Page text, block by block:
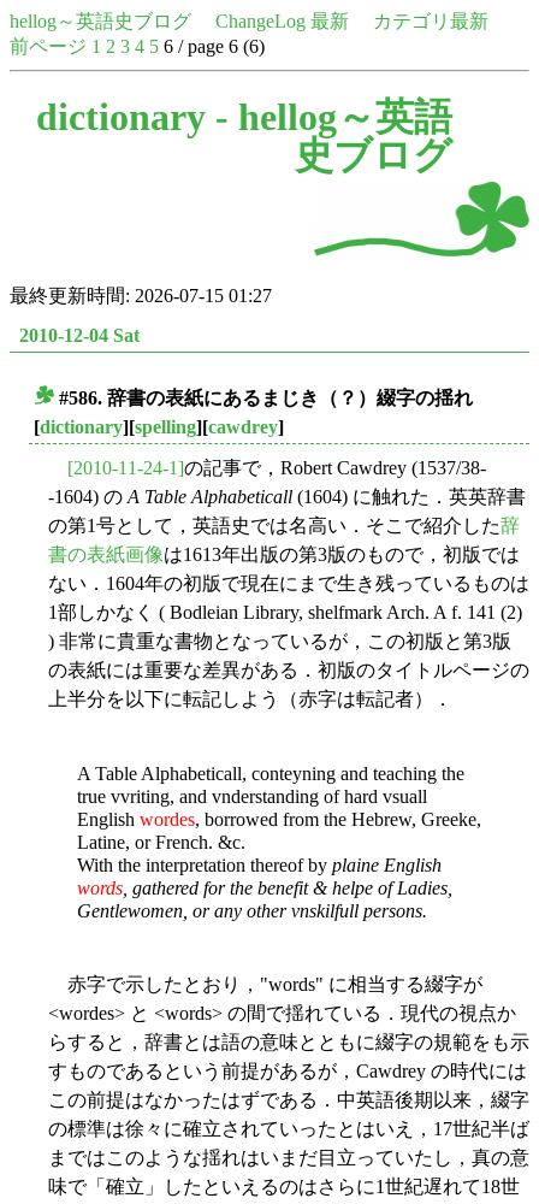
hellog～英語史ブログ ChangeLog 最新
カテゴリ最新
前ページ 1 2 3 4 5 6 / page 6 (6)
dictionary - hellog～英語
史ブログ
最終更新時間: 2026-07-15 01:27
2010-12-04 Sat
#586. 辞書の表紙にあるまじき（？）綴字の揺れ
[dictionary][spelling][cawdrey]
[2010-11-24-1]の記事で，Robert Cawdrey (1537/38-
-1604) の A Table Alphabeticall (1604) に触れた．英英辞書
の第1号として，英語史では名高い．そこで紹介した辞
書の表紙画像は1613年出版の第3版のもので，初版では
ない．1604年の初版で現在にまで生き残っているものは
1部しかなく ( Bodleian Library, shelfmark Arch. A f. 141 (2)
) 非常に貴重な書物となっているが，この初版と第3版
の表紙には重要な差異がある．初版のタイトルページの
上半分を以下に転記しよう（赤字は転記者）．
A Table Alphabeticall, conteyning and teaching the
true vvriting, and vnderstanding of hard vsuall
English wordes, borrowed from the Hebrew, Greeke,
Latine, or French. &c.
With the interpretation thereof by plaine English
words , gathered for the benefit & helpe of Ladies,
Gentlewomen, or any other vnskilfull persons.
赤字で示したとおり，"words" に相当する綴字が
<wordes> と <words> の間で揺れている．現代の視点か
らすると，辞書とは語の意味とともに綴字の規範をも示
すものであるという前提があるが，Cawdrey の時代には
この前提はなかったはずである．中英語後期以来，綴字
の標準は徐々に確立されていったとはいえ，17世紀半ば
まではこのような揺れはいまだ目立っていたし，真の意
味で「確立」したといえるのはさらに1世紀遅れて18世